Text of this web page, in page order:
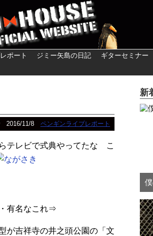
ポート ジミー矢島の日記 ギターセミナー
2016/11/8 ペンギンライブレポート
テレビで式典やってたな こ
有名なこれ⇒
が吉祥寺の井之頭公園の「文
新